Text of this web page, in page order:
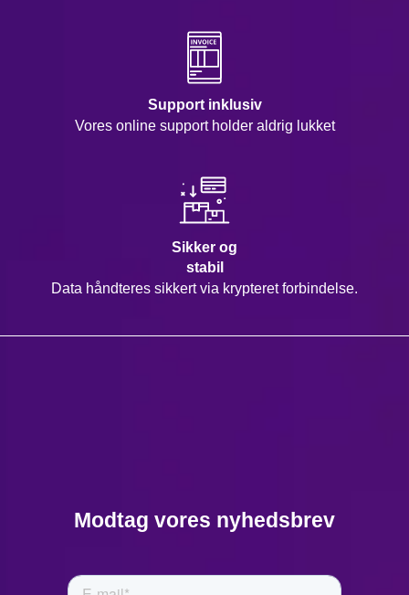
Support inklusiv
Vores online support holder aldrig lukket
Sikker og
stabil
Data håndteres sikkert via krypteret forbindelse.
Modtag vores nyhedsbrev